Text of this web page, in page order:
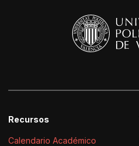
Recursos
Calendario Académico